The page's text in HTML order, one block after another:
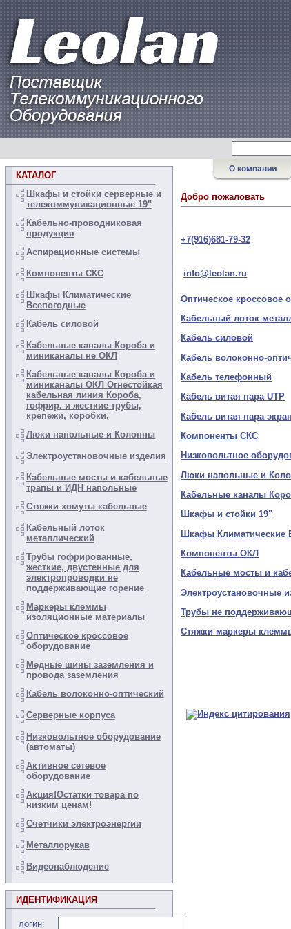
КАТАЛОГ
Шкафы и стойки серверные и
телекоммуникационные 19"
Кабельно-проводниковая
продукция
Аспирационные системы
Компоненты СКС
Шкафы Климатические
Всепогодные
Кабель силовой
Кабельные каналы Короба и
миниканалы не ОКЛ
Кабельные каналы Короба и
миниканалы ОКЛ Огнестойкая
кабельная линия Короба,
гофрир. и жесткие трубы,
крепежи, коробки,
Люки напольные и Колонны
Электроустановочные изделия
Кабельные мосты и кабельные
трапы и ИДН напольные
Стяжки хомуты кабельные
Кабельный лоток
металлический
Трубы гофрированные,
жесткие, двустенные для
электропроводки не
поддерживающие горение
Маркеры клеммы
изоляционные материалы
Оптическое кроссовое
оборудование
Медные шины заземления и
провода заземления
Кабель волоконно-оптический
Серверные корпуса
Низковольтное оборудование
(автоматы)
Активное сетевое
оборудование
Акция!Остатки товара по
низким ценам!
Счетчики электроэнергии
Металлорукав
Видеонаблюдение
ИДЕНТИФИКАЦИЯ
логин:
Добро пожаловать
+7(916)681-79-32
info@leolan.ru
Оптическое кроссовое
Кабельный лоток
Кабель силовой
Кабель волоконно-
Кабель телефонный
Кабель витая пара UTP
Кабель витая пара
Компоненты СКС
Низковольтное
Люки напольные и
Кабельные каналы
Шкафы и стойки 19"
Шкафы Климатические
Компоненты ОКЛ
Кабельные мосты и
Электроустановочные
Трубы не
Стяжки маркеры